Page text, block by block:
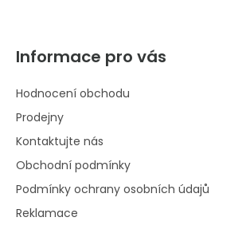
Informace pro vás
Hodnocení obchodu
Prodejny
Kontaktujte nás
Obchodní podmínky
Podmínky ochrany osobních údajů
Reklamace